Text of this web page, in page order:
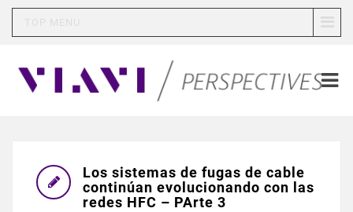
Los sistemas de fugas de cable
continúan evolucionando con las
redes HFC – PArte 3